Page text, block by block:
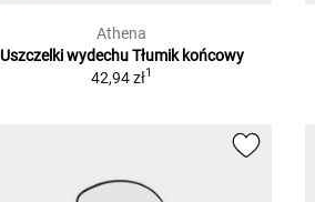
Athena
Uszczelki wydechu Tłumik końcowy
42,94 zł1